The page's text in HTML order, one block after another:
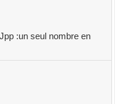
:un seul nombre en